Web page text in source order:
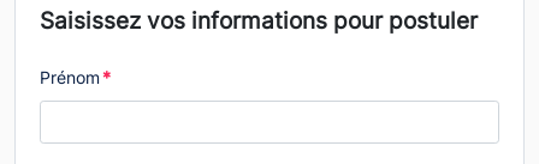
Saisissez vos informations pour postuler
Prénom*